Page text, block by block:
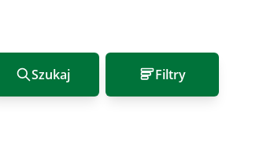
Szukaj Filtry